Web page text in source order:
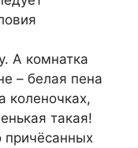
А комнатка
– белая пена
коленочках,
такая!